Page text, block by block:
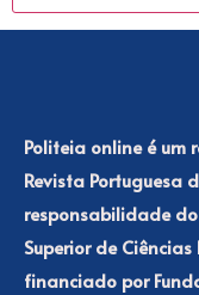
Politeia online é um
Revista Portuguesa
responsabilidade
Superior de
financiado por